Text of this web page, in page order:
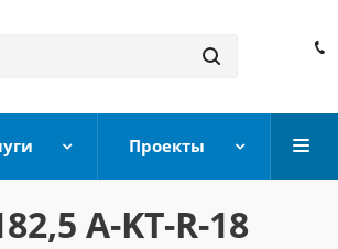
Проекты
A-KT-R-18